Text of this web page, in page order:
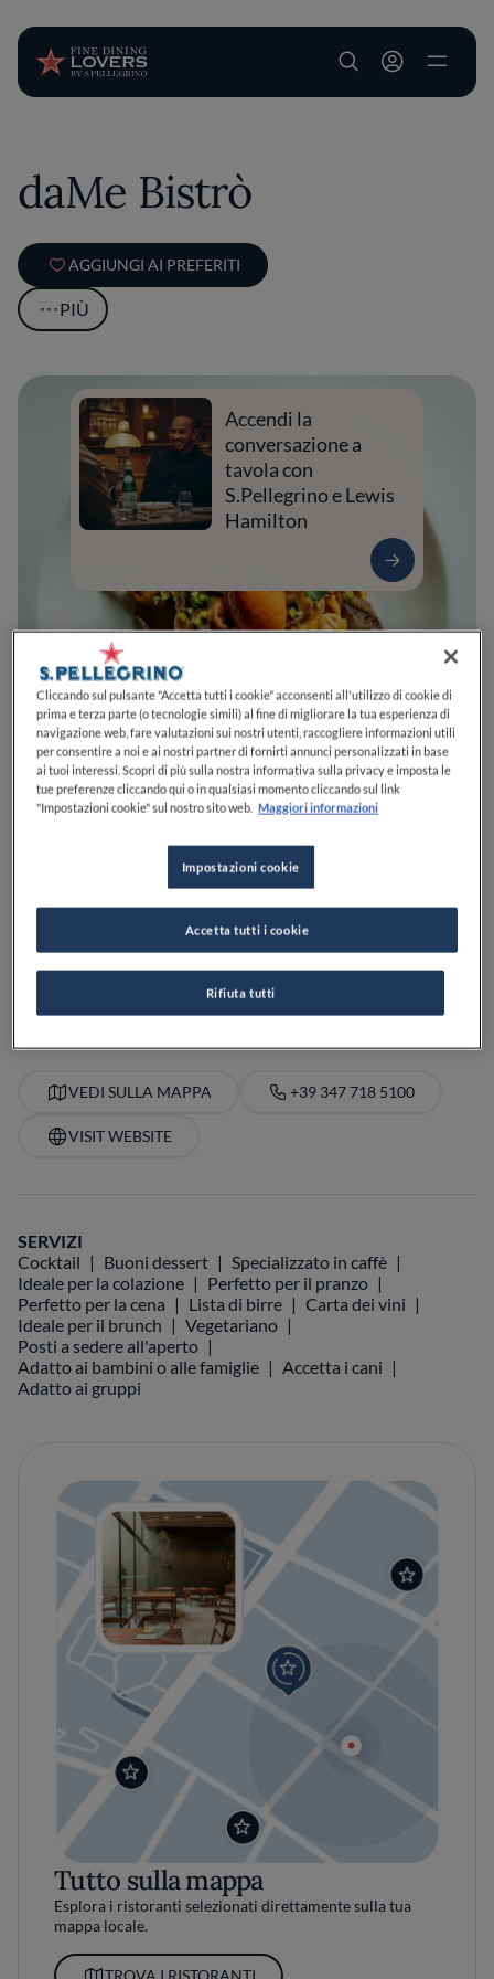
User account
daMe Bistrò
AGGIUNGI AI PREFERITI
PIÙ
0 0 0 0 0
Accendi la
conversazione a
tavola con
S.Pellegrino e Lewis
Hamilton
Via Antonio Guolo, 2330031DoloVEItalia
Domenica,09:00-23:30
VEDI SULLA MAPPA +39 347 718 5100
VISIT WEBSITE
SERVIZI
Cocktail
Buoni dessert
Specializzato in caffè
Ideale per la colazione
Perfetto per il pranzo
Perfetto per la cena
Lista di birre
Carta dei vini
Ideale per il brunch
Vegetariano
Posti a sedere all'aperto
Adatto ai bambini o alle famiglie
Accetta i cani
Adatto ai gruppi
Tutto sulla mappa
Esplora i ristoranti selezionati direttamente sulla tua
mappa locale.
TROVA I RISTORANTI
Cliccando sul pulsante "Accetta tutti i cookie" acconsenti all'utilizzo di cookie di
prima e terza parte (o tecnologie simili) al fine di migliorare la tua esperienza di
navigazione web, fare valutazioni sui nostri utenti, raccogliere informazioni utili
per consentire a noi e ai nostri partner di fornirti annunci personalizzati in base
ai tuoi interessi. Scopri di più sulla nostra informativa sulla privacy e imposta le
tue preferenze cliccando qui o in qualsiasi momento cliccando sul link
"Impostazioni cookie" sul nostro sito web. Maggiori informazioni
Impostazioni cookie
Rifiuta tutti
Accetta tutti i cookie